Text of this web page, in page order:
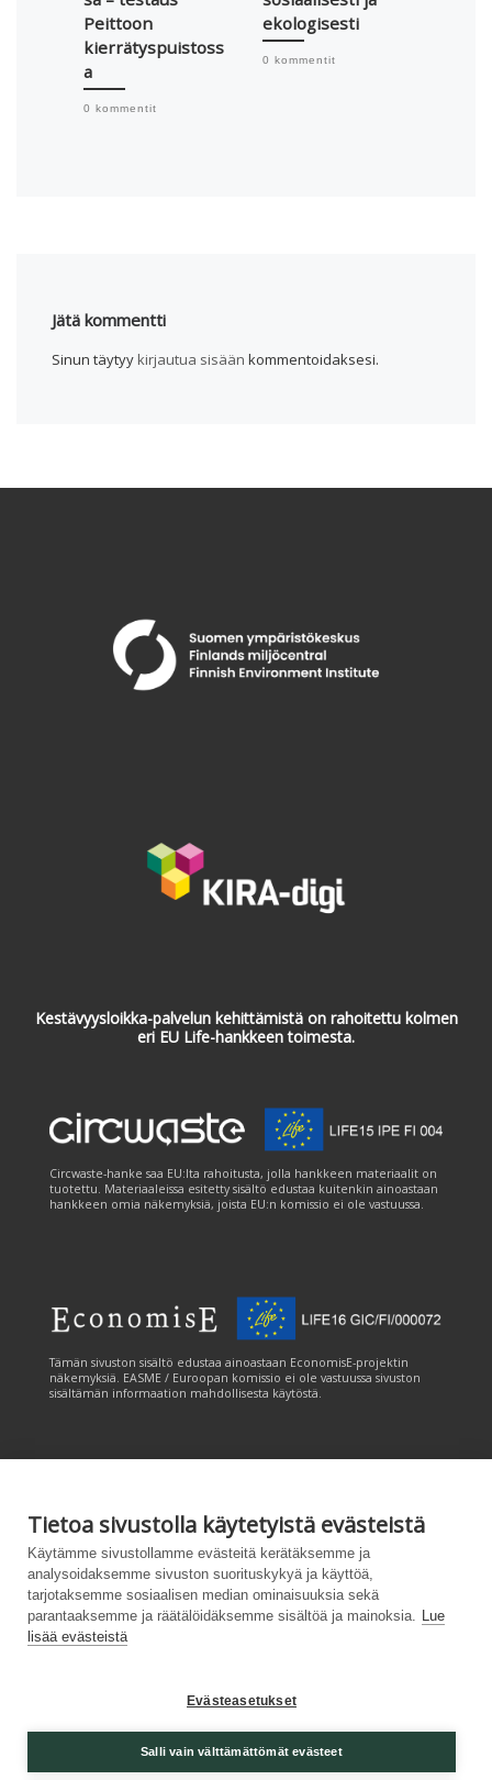
Tietoa sivustolla käytetyistä evästeistä
Käytämme sivustollamme evästeitä kerätäksemme ja
analysoidaksemme sivuston suorituskykyä ja käyttöä,
tarjotaksemme sosiaalisen median ominaisuuksia sekä
parantaaksemme ja räätälöidäksemme sisältöä ja mainoksia. Lue
lisää evästeistä
Evästeasetukset
Salli vain välttämättömät evästeet
Peittoon
kierrätyspuistoss
a
0 kommentit
ekologisesti
0 kommentit
Jätä kommentti
Sinun täytyy kirjautua sisään kommentoidaksesi.
Kestävyysloikka-palvelun kehittämistä on rahoitettu kolmen
eri EU Life-hankkeen toimesta.
Circwaste-hanke saa EU:lta rahoitusta, jolla hankkeen materiaalit on
tuotettu. Materiaaleissa esitetty sisältö edustaa kuitenkin ainoastaan
hankkeen omia näkemyksiä, joista EU:n komissio ei ole vastuussa.
Tämän sivuston sisältö edustaa ainoastaan EconomisE-projektin
näkemyksiä. EASME / Euroopan komissio ei ole vastuussa sivuston
sisältämän informaation mahdollisesta käytöstä.
Tämän sivuston tuottamiseen on saatu rahoitusta Euroopan unionin
LIFE-ohjelmasta. Tämän sivuston sisältö edustaa ainoastaan
CANEMURE-hankkeen näkemyksiä ja EASME/EU:n komissio ei ole
vastuussa sivuston sisältämän informaation mahdollisesta käytöstä.